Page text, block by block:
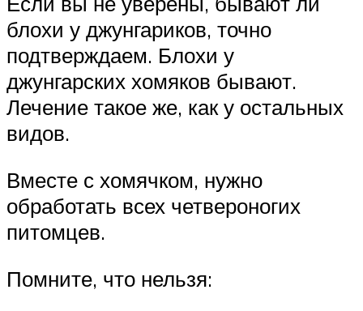
блохи у джунгариков, точно
подтверждаем. Блохи у
джунгарских хомяков бывают.
Лечение такое же, как у остальных
видов.
Вместе с хомячком, нужно
обработать всех четвероногих
питомцев.
Помните, что нельзя: